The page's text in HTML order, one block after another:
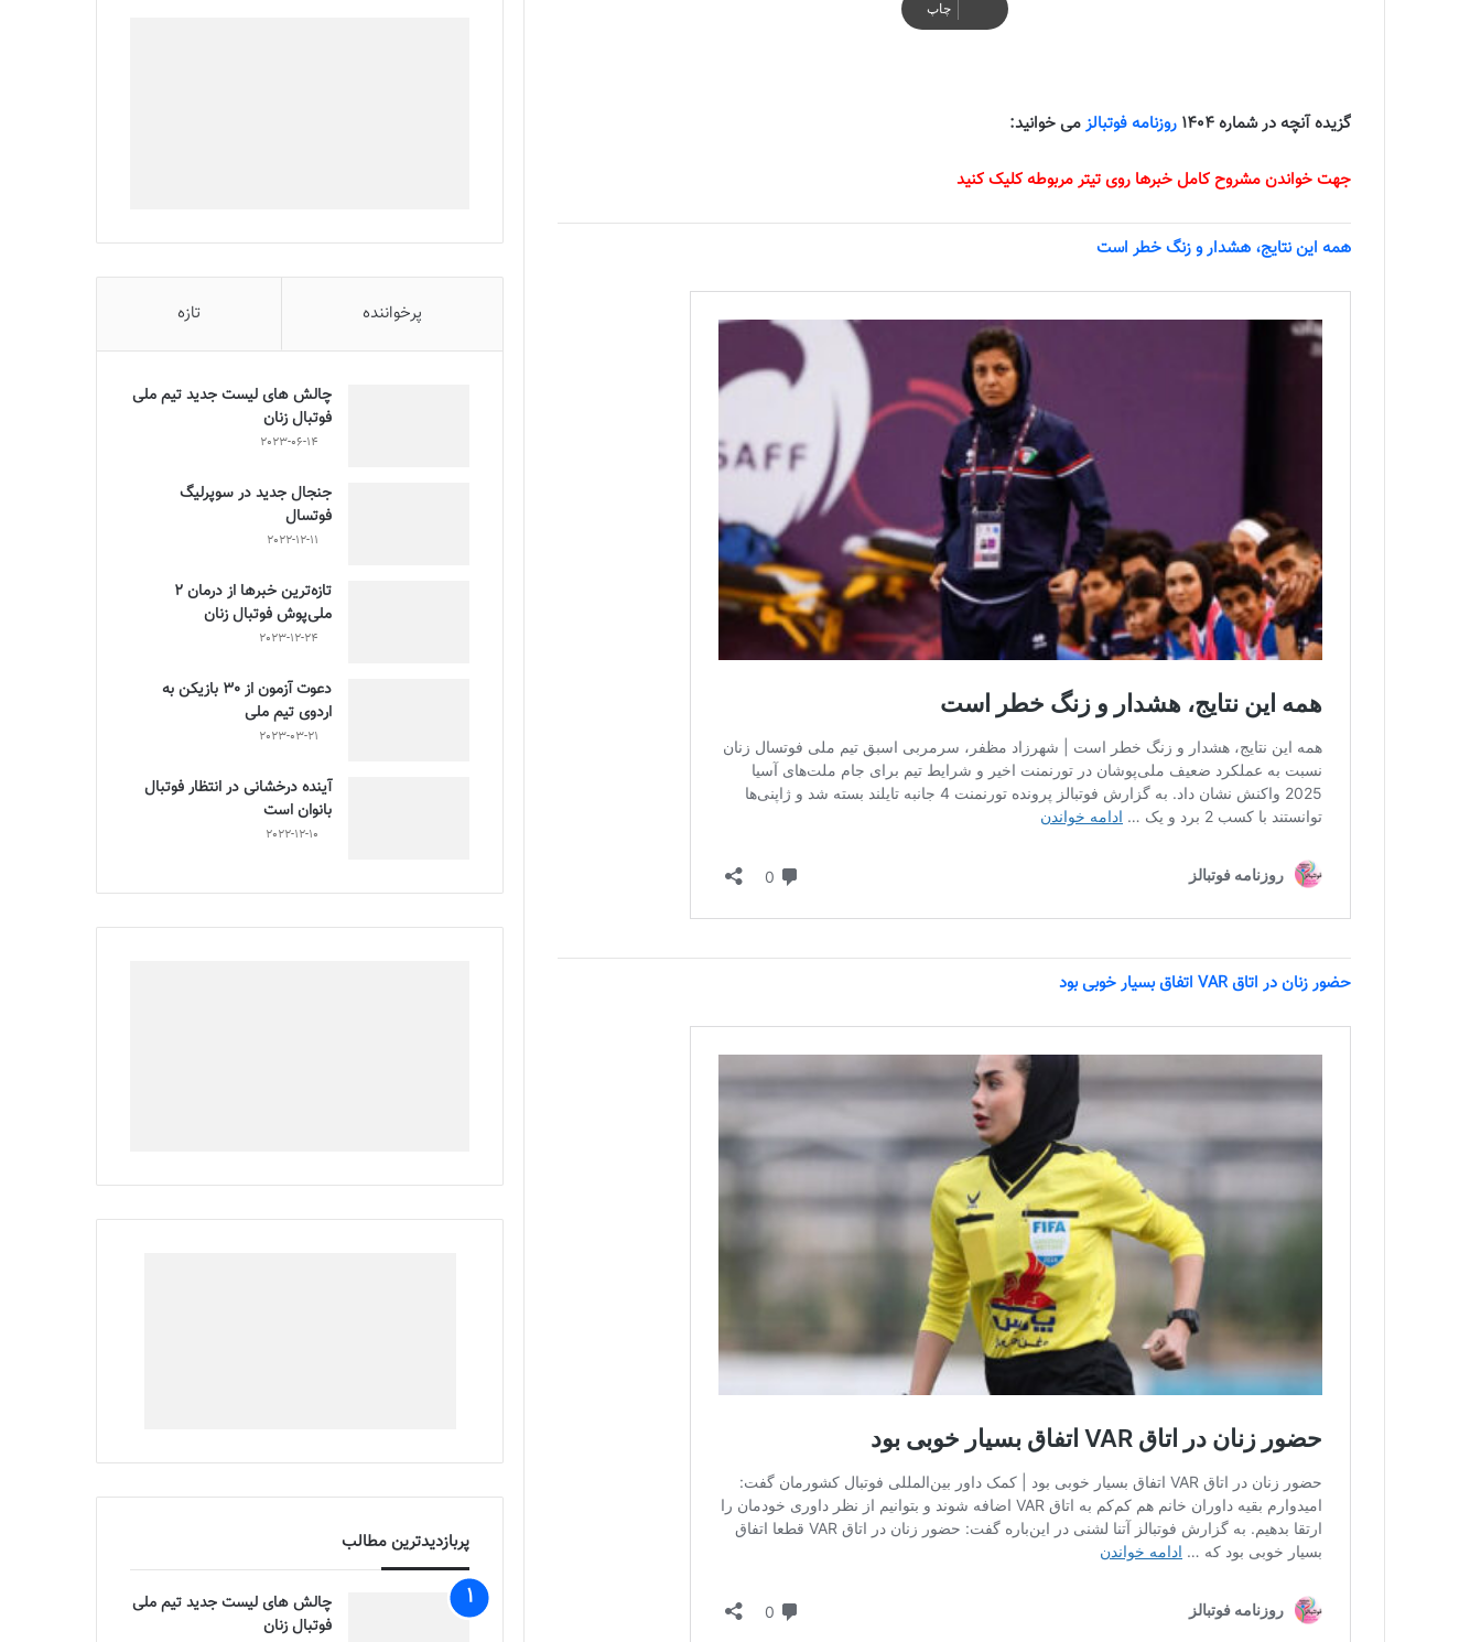
چاپ
گزیده آنچه در شماره 1404 روزنامه فوتبالزمی خوانید:
جهت خواندن مشروح کامل خبرها روی تیتر مربوطه کلیک کنید
همه این نتایج، هشدار و زنگ خطر است
حضور زنان در اتاق VAR اتفاق بسیار خوبی بود
پرخواننده تازه
چالش هاى ليست جدید تيم ملى
فوتبال زنان
2023-06-14
جنجال جدید در سوپرلیگ
فوتسال
2022-12-11
تازه‌ترین خبرها از درمان ۲
ملی‌پوش فوتبال زنان
2023-12-24
دعوت آزمون از 30 بازیکن به
اردوی تیم ملی
2023-03-21
آینده درخشانی در انتظار فوتبال
بانوان است
2022-12-10
پربازدیدترین مطالب
چالش هاى ليست جدید تيم ملى
فوتبال زنان